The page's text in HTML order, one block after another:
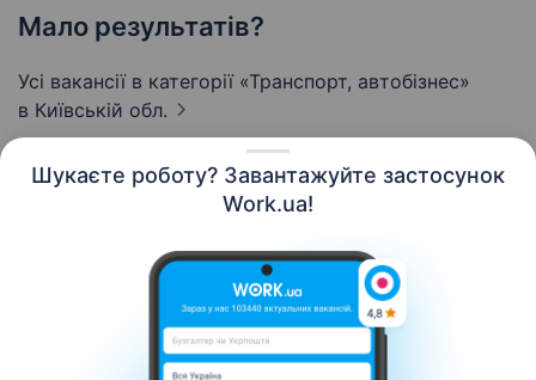
Шукаєте роботу? Завантажуйте застосунок
Work.ua!
Мало результатів?
Усі вакансії в категорії «Транспорт, автобізнес»
в Київській обл.